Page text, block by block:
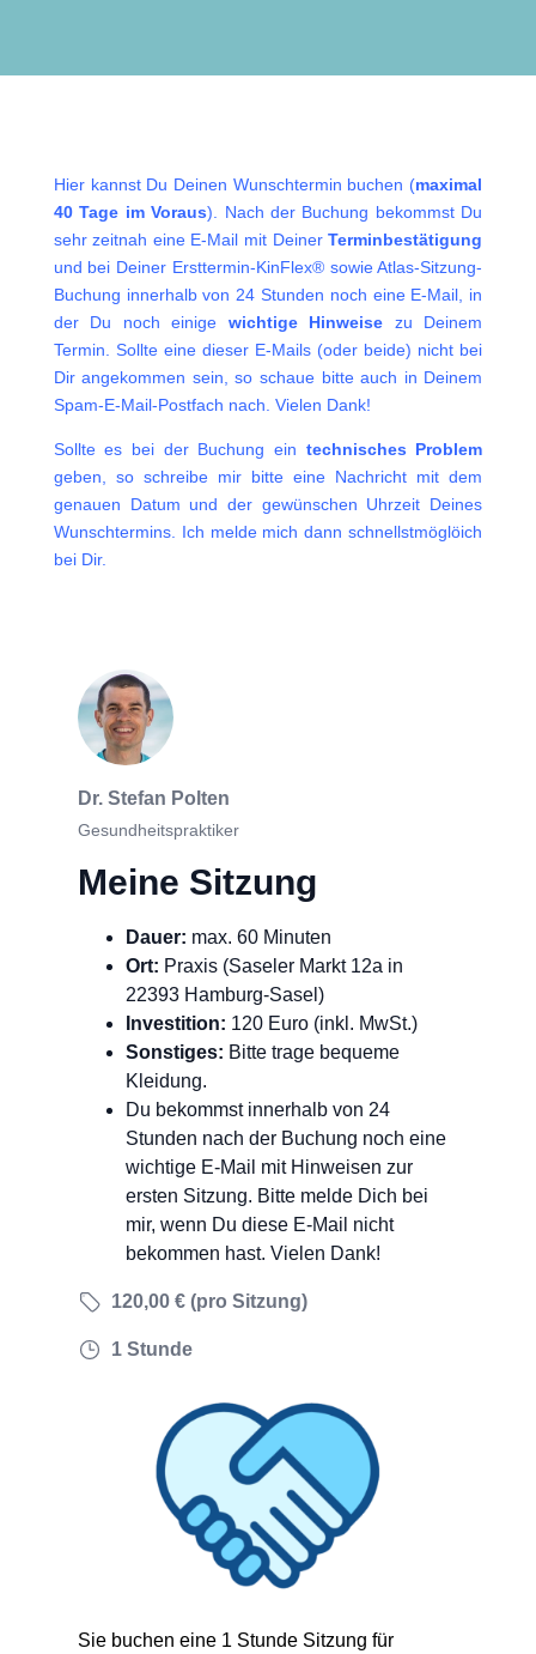
Hier kannst Du Deinen Wunschtermin buchen (maximal
40 Tage im Voraus). Nach der Buchung bekommst Du
sehr zeitnah eine E-Mail mit DeinerTerminbestätigung
und bei Deiner Ersttermin-KinFlex® sowie Atlas-Sitzung-
Buchung innerhalb von 24 Stunden noch eine E-Mail, in
der Du noch einige wichtige Hinweise zu Deinem
Termin. Sollte eine dieser E-Mails (oder beide) nicht bei
Dir angekommen sein, so schaue bitte auch in Deinem
Spam-E-Mail-Postfach nach. Vielen Dank!
Sollte es bei der Buchung ein technisches Problem
geben, so schreibe mir bitte eine Nachricht mit dem
genauen Datum und der gewünschen Uhrzeit Deines
Wunschtermins. Ich melde mich dann schnellstmöglöich
bei Dir.